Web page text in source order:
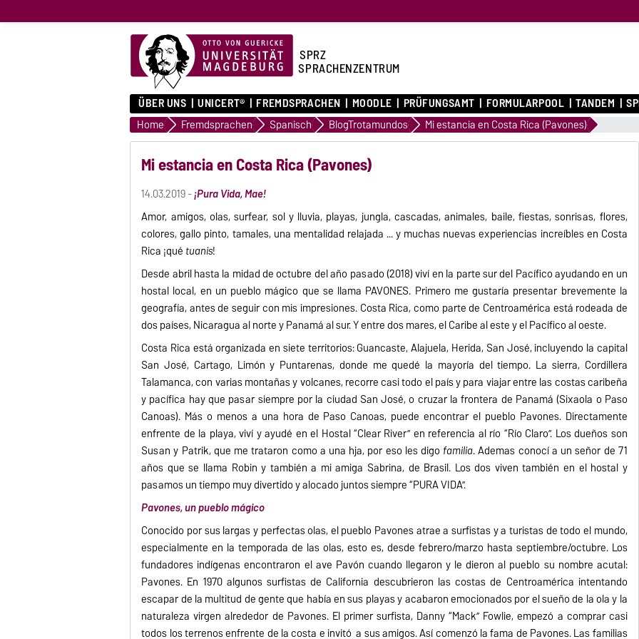
SPRZ
SPRACHENZENTRUM
ÜBER UNS UNICERT® FREMDSPRACHEN MOODLE PRÜFUNGSAMT FORMULARPOOL TANDEM
Home Fremdsprachen Spanisch BlogTrotamundos Mi estancia en Costa Rica (Pavones)
Mi estancia en Costa Rica (Pavones)
14.03.2019 -¡Pura Vida, Mae!
Amor, amigos, olas, surfear, sol y lluvia, playas, jungla, cascadas, animales, baile, fiestas, sonrisas, flores,
colores, gallo pinto, tamales, una mentalidad relajada ... y muchas nuevas experiencias increíbles en Costa
Rica ¡qué tuanis!
Desde abril hasta la midad de octubre del año pasado (2018) viví en la parte sur del Pacífico ayudando en un
hostal local, en un pueblo mágico que se llama PAVONES. Primero me gustaría presentar brevemente la
geografía, antes de seguir con mis impresiones. Costa Rica, como parte de Centroamérica está rodeada de
dos países, Nicaragua al norte y Panamá al sur. Y entre dos mares, el Caribe al este y el Pacífico al oeste.
Costa Rica está organizada en siete territorios: Guancaste, Alajuela, Herida, San José, incluyendo la capital
San José, Cartago, Limón y Puntarenas, donde me quedé la mayoría del tiempo. La sierra, Cordillera
Talamanca, con varias montañas y volcanes, recorre casi todo el país y para viajar entre las costas caribeña
y pacífica hay que pasar siempre por la ciudad San José, o cruzar la frontera de Panamá (Sixaola o Paso
Canoas). Más o menos a una hora de Paso Canoas, puede encontrar el pueblo Pavones. Directamente
enfrente de la playa, viví y ayudé en el Hostal “Clear River” en referencia al río “Río Claro”. Los dueños son
Susan y Patrik, que me trataron como a una hija, por eso les digo familia. Ademas conocí a un señor de 71
años que se llama Robin y también a mi amiga Sabrina, de Brasil. Los dos viven también en el hostal y
pasamos un tiempo muy divertido y alocado juntos siempre “PURA VIDA”.
Pavones, un pueblo mágico
Conocido por sus largas y perfectas olas, el pueblo Pavones atrae a surfistas y a turistas de todo el mundo,
especialmente en la temporada de las olas, esto es, desde febrero/marzo hasta septiembre/octubre. Los
fundadores indígenas encontraron el ave Pavón cuando llegaron y le dieron al pueblo su nombre acutal:
Pavones. En 1970 algunos surfistas de California descubrieron las costas de Centroamérica intentando
escapar de la multitud de gente que había en sus playas y acabaron emocionados por el sueño de la ola y la
naturaleza virgen alrededor de Pavones. El primer surfista, Danny “Mack” Fowlie, empezó a comprar casi
todos los terrenos enfrente de la costa e invitó a sus amigos. Así comenzó la fama de Pavones. Las familias